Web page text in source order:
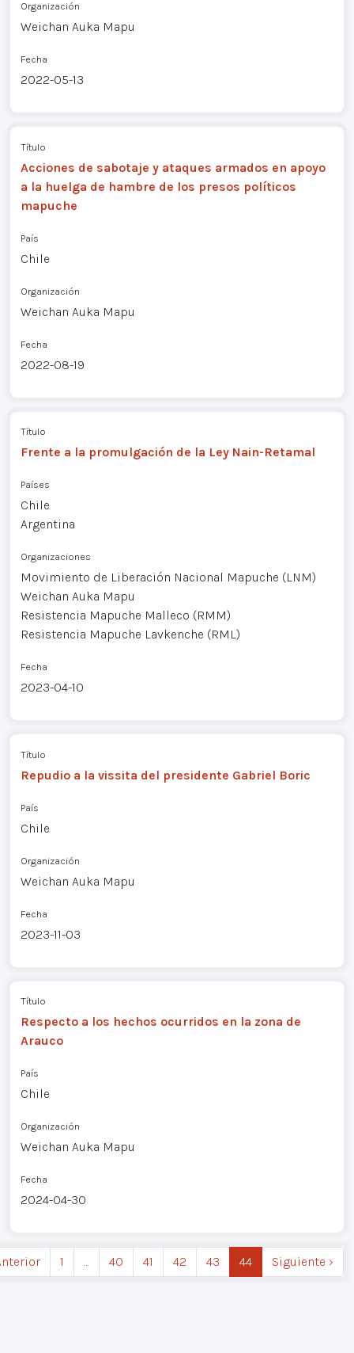
Organización
Weichan Auka Mapu
Fecha
2022-05-13
Título
Acciones de sabotaje y ataques armados en apoyo
a la huelga de hambre de los presos políticos
mapuche
País
Chile
Organización
Weichan Auka Mapu
Fecha
2022-08-19
Título
Frente a la promulgación de la Ley Nain-Retamal
Países
Chile
Argentina
Organizaciones
Movimiento de Liberación Nacional Mapuche (LNM)
Weichan Auka Mapu
Resistencia Mapuche Malleco (RMM)
Resistencia Mapuche Lavkenche (RML)
Fecha
2023-04-10
Título
Repudio a la vissita del presidente Gabriel Boric
País
Chile
Organización
Weichan Auka Mapu
Fecha
2023-11-03
Título
Respecto a los hechos ocurridos en la zona de
Arauco
País
Chile
Organización
Weichan Auka Mapu
Fecha
2024-04-30
1 … 40 41 42 43 44 Siguiente ›